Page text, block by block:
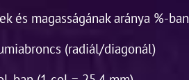
és magasságának aránya %-ban
(radiál/diagonál)